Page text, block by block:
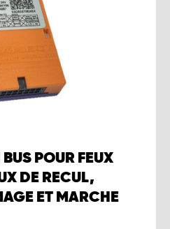
BUS POUR FEUX
DE RECUL,
ET MARCHE